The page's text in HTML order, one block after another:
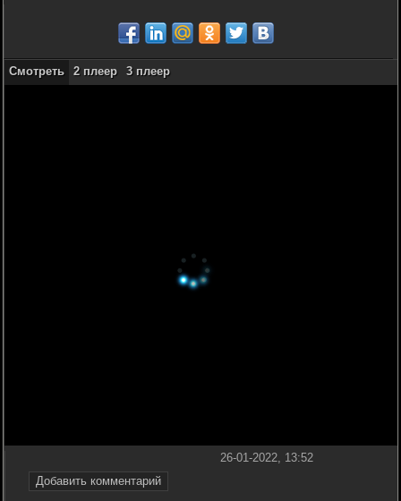
Смотреть 2 плеер 3 плеер
Добавить комментарий
26-01-2022, 13:52